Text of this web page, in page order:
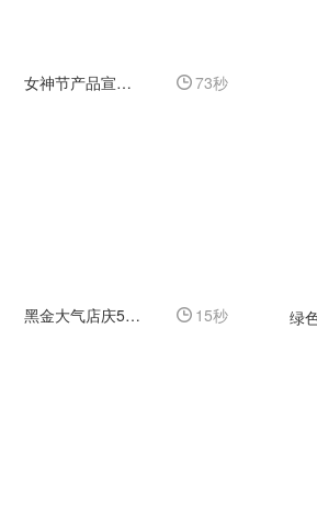
女神节产品宣传广告 73秒
黑金大气店庆5周年活动视频 15秒